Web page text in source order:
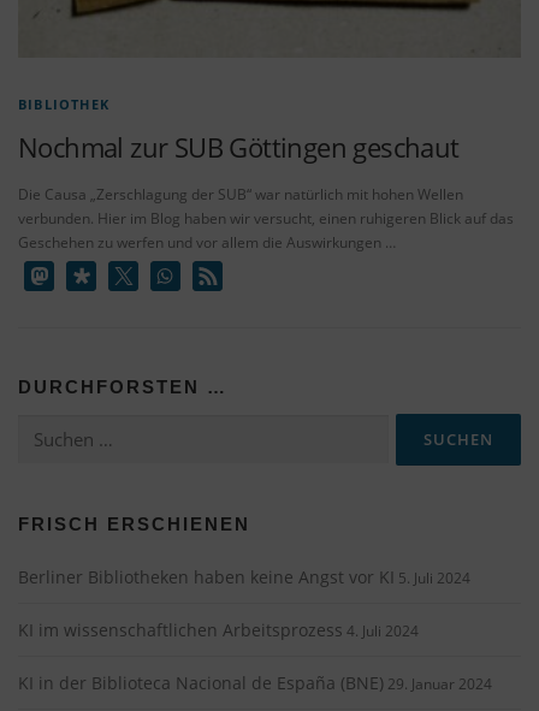
BIBLIOTHEK
Nochmal zur SUB Göttingen geschaut
Die Causa „Zerschlagung der SUB“ war natürlich mit hohen Wellen
verbunden. Hier im Blog haben wir versucht, einen ruhigeren Blick auf das
Geschehen zu werfen und vor allem die Auswirkungen …
DURCHFORSTEN …
nach:
FRISCH ERSCHIENEN
Berliner Bibliotheken haben keine Angst vor KI 5. Juli 2024
KI im wissenschaftlichen Arbeitsprozess 4. Juli 2024
KI in der Biblioteca Nacional de España (BNE) 29. Januar 2024